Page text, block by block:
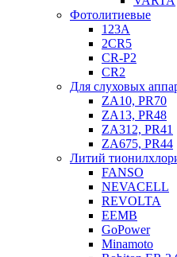
Фотолитиевые
123A
2CR5
CR-P2
CR2
Для слуховых
ZA10, PR70
ZA13, PR48
ZA312, PR41
ZA675, PR44
Литий
FANSO
NEVACELL
REVOLTA
EEMB
GoPower
Minamoto